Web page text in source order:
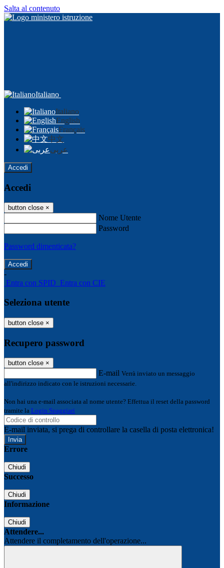
Salta al contenuto
Italiano
Italiano
English
Français
中文
عربى
Accedi
Accedi
button close ×
Nome Utente
Password
Password dimenticata?
-
Entra con SPID Entra con CIE
Seleziona utente
button close ×
Recupero password
button close ×
E-mail Verrà inviato un messaggio
all'indirizzo indicato con le istruzioni necessarie.
Non hai una e-mail associata al nome utente? Effettua il reset della password
tramite la Login Spaggiari
E-mail inviata, si prega di controllare la casella di posta elettronica!
Errore
Chiudi
Successo
Chiudi
Informazione
Chiudi
Attendere...
Attendere il completamento dell'operazione...